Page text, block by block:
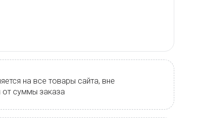
на все товары сайта, вне
от суммы заказа